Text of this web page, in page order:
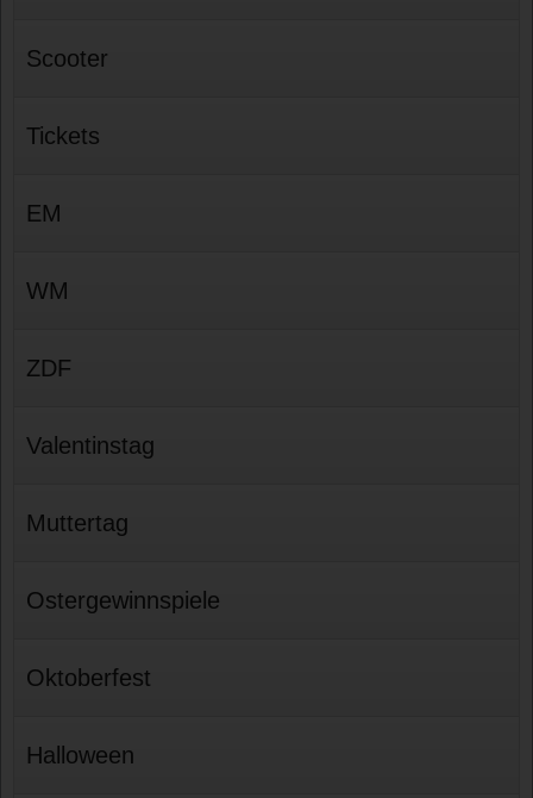
Scooter
Tickets
EM
WM
ZDF
Valentinstag
Muttertag
Ostergewinnspiele
Oktoberfest
Halloween